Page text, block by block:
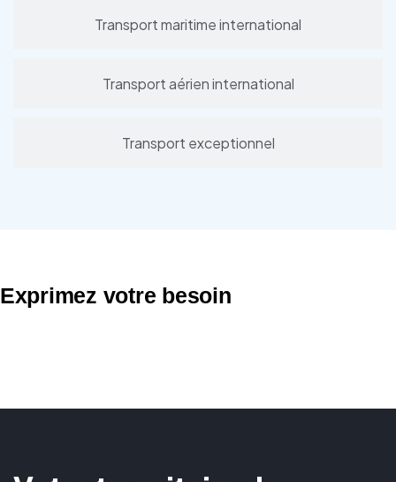
Transport maritime international
Transport aérien international
Transport exceptionnel
Exprimez votre besoin